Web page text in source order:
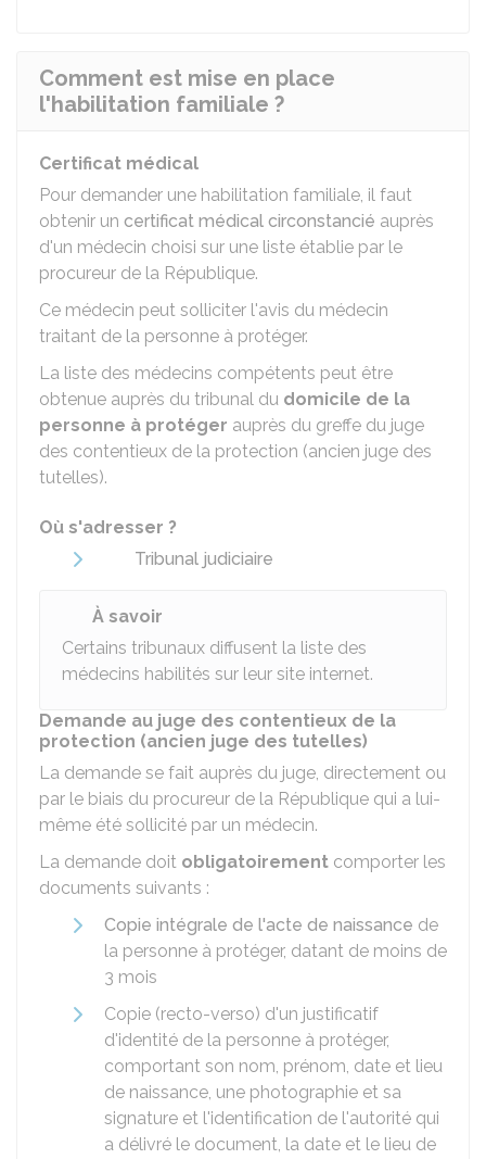
Comment est mise en place
l'habilitation familiale ?
Certificat médical
Pour demander une habilitation familiale, il faut
obtenir un certificat médical circonstancié auprès
d'un médecin choisi sur une liste établie par le
procureur de la République.
Ce médecin peut solliciter l'avis du médecin
traitant de la personne à protéger.
La liste des médecins compétents peut être
obtenue auprès du tribunal du domicile de la
personne à protéger auprès du greffe du juge
des contentieux de la protection (ancien juge des
tutelles).
Où s'adresser ?
Tribunal judiciaire
À savoir
Certains tribunaux diffusent la liste des
médecins habilités sur leur site internet.
Demande au juge des contentieux de la
protection (ancien juge des tutelles)
La demande se fait auprès du juge, directement ou
par le biais du procureur de la République qui a lui-
même été sollicité par un médecin.
La demande doit obligatoirement comporter les
documents suivants :
Copie intégrale de l'acte de naissance de
la personne à protéger, datant de moins de
3 mois
Copie (recto-verso) d'un justificatif
d'identité de la personne à protéger,
comportant son nom, prénom, date et lieu
de naissance, une photographie et sa
signature et l'identification de l'autorité qui
a délivré le document, la date et le lieu de